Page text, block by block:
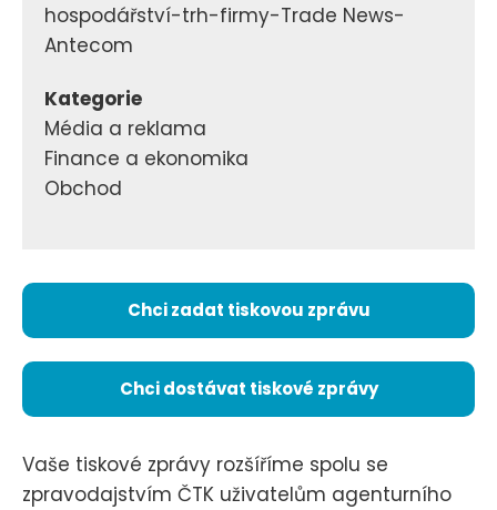
hospodářství-trh-firmy-Trade News-
Antecom
Kategorie
Média a reklama
Finance a ekonomika
Obchod
Chci zadat tiskovou zprávu
Chci dostávat tiskové zprávy
Vaše tiskové zprávy rozšíříme spolu se
zpravodajstvím ČTK uživatelům agenturního